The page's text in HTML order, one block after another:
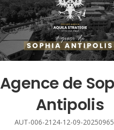
Agence de
Antipolis
AUT-006-2124-12-09-